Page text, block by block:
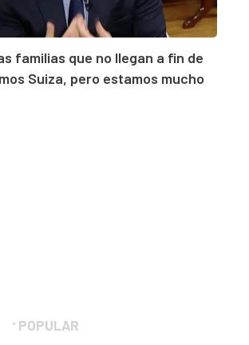
familias que no llegan a fin de
Suiza, pero estamos mucho
POPULAR